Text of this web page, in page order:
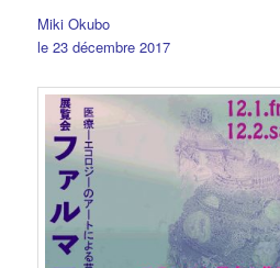
Miki Okubo
le 23 décembre 2017